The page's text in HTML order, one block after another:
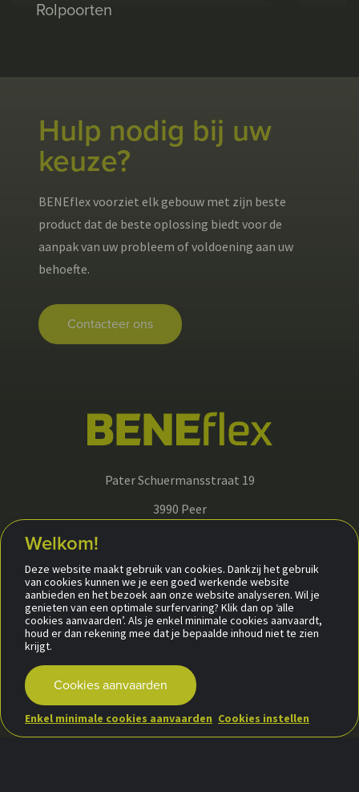
Rolpoorten
Hulp nodig bij uw
keuze?
BENEflex voorziet elk gebouw met zijn beste
product dat de beste oplossing biedt voor de
aanpak van uw probleem of voldoening aan uw
behoefte.
Contacteer ons
Pater Schuermansstraat 19
3990 Peer
info@beneflex.be
Raamdecoratie, gordijnen & overgordijnen
Rolluiken en poorten
Reclame en visuele communicatie
Outdoor living
Welkom!
Deze website maakt gebruik van cookies. Dankzij het gebruik
van cookies kunnen we je een goed werkende website
aanbieden en het bezoek aan onze website analyseren. Wil je
genieten van een optimale surfervaring? Klik dan op ‘alle
cookies aanvaarden’. Als je enkel minimale cookies aanvaardt,
houd er dan rekening mee dat je bepaalde inhoud niet te zien
krijgt.
Cookies aanvaarden
Enkel minimale cookies aanvaarden Cookies instellen